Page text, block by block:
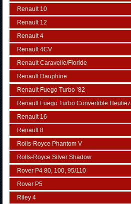
Renault 10
Renault 12
Renault 4
Renault 4CV
Renault Caravelle/Floride
Renault Dauphine
Renault Fuego Turbo ’82
Renault Fuego Turbo Convertible Heuliez
Renault 16
Renault 8
Rolls-Royce Phantom V
Rolls-Royce Silver Shadow
Rover P4 80, 100, 95/110
Rover P5
Riley 4